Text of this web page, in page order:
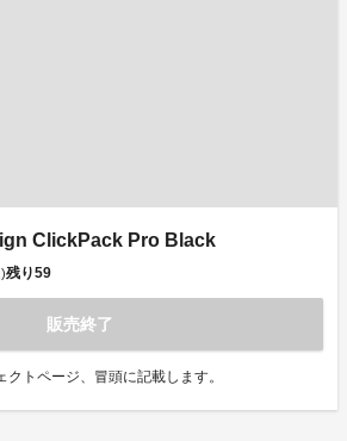
ClickPack Pro Black
残り59
販売終了
トページ、冒頭に記載します。